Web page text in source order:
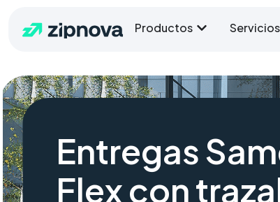
Productos Servicios
Entregas
Flex con